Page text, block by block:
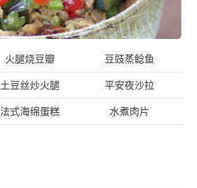
火腿烧豆瓣 豆豉蒸鲶鱼
土豆丝炒火腿 平安夜沙拉
法式海绵蛋糕 水煮肉片